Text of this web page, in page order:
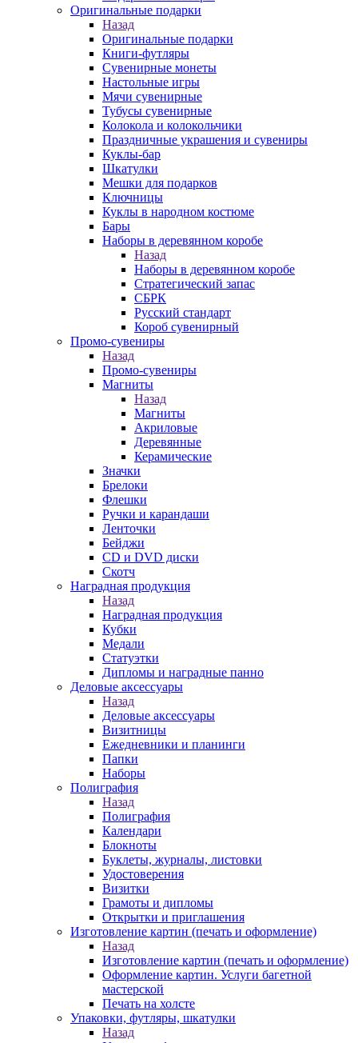
Оригинальные подарки
Назад
Оригинальные подарки
Книги-футляры
Сувенирные монеты
Настольные игры
Мячи сувенирные
Тубусы сувенирные
Колокола и колокольчики
Праздничные украшения и сувениры
Куклы-бар
Шкатулки
Мешки для подарков
Ключницы
Куклы в народном костюме
Бары
Наборы в деревянном коробе
Назад
Наборы в деревянном коробе
Стратегический запас
СБРК
Русский стандарт
Короб сувенирный
Промо-сувениры
Назад
Промо-сувениры
Магниты
Назад
Магниты
Акриловые
Деревянные
Керамические
Значки
Брелоки
Флешки
Ручки и карандаши
Ленточки
Бейджи
CD и DVD диски
Скотч
Наградная продукция
Назад
Наградная продукция
Кубки
Медали
Статуэтки
Дипломы и наградные панно
Деловые аксессуары
Назад
Деловые аксессуары
Визитницы
Ежедневники и планинги
Папки
Наборы
Полиграфия
Назад
Полиграфия
Календари
Блокноты
Буклеты, журналы, листовки
Удостоверения
Визитки
Грамоты и дипломы
Открытки и приглашения
Изготовление картин (печать и оформление)
Назад
Изготовление картин (печать и оформление)
Оформление картин. Услуги багетной
мастерской
Печать на холсте
Упаковки, футляры, шкатулки
Назад